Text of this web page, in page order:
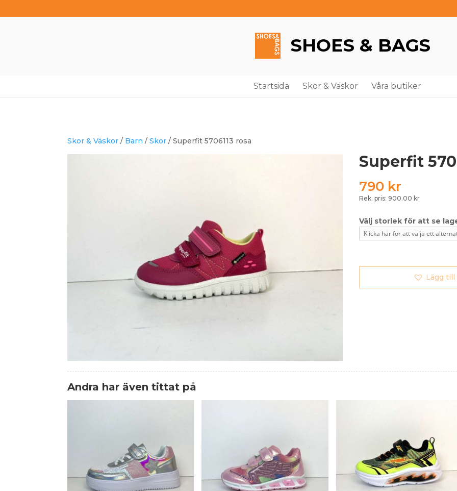
SHOES & BAGS
Startsida Skor & Väskor Våra butiker
Skor & Väskor / Barn / Skor / Superfit 5706113 rosa
Superfit
790 kr
Rek. pris: 900.00 kr
Lägg
Andra har även tittat på